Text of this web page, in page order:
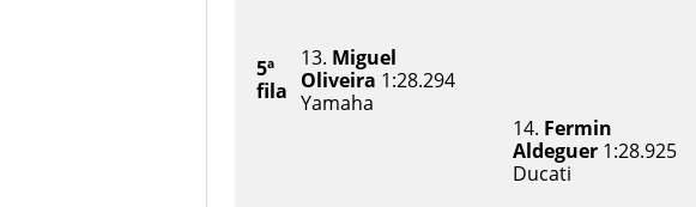
5ª
fila
13. Miguel
Oliveira 1:28.294
Yamaha
14. Fermin
Aldeguer 1:28.925
Ducati